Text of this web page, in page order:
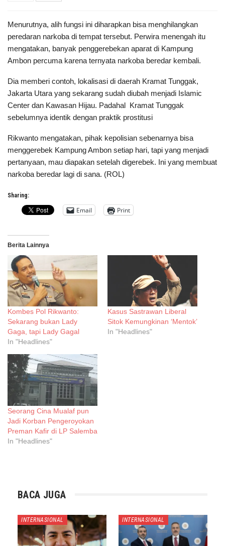
Menurutnya, alih fungsi ini diharapkan bisa menghilangkan
peredaran narkoba di tempat tersebut. Perwira menengah itu
mengatakan, banyak penggerebekan aparat di Kampung
Ambon percuma karena ternyata narkoba beredar kembali.
Dia memberi contoh, lokalisasi di daerah Kramat Tunggak,
Jakarta Utara yang sekarang sudah diubah menjadi Islamic
Center dan Kawasan Hijau. Padahal Kramat Tunggak
sebelumnya identik dengan praktik prostitusi
Rikwanto mengatakan, pihak kepolisian sebenarnya bisa
menggerebek Kampung Ambon setiap hari, tapi yang menjadi
pertanyaan, mau diapakan setelah digerebek. Ini yang membuat
narkoba beredar lagi di sana. (ROL)
Sharing:
Email Print
Berita Lainnya
Kombes Pol Rikwanto:
Sekarang bukan Lady
Gaga, tapi Lady Gagal
In "Headlines"
Kasus Sastrawan Liberal
Sitok Kemungkinan ‘Mentok’
In "Headlines"
Seorang Cina Mualaf pun
Jadi Korban Pengeroyokan
Preman Kafir di LP Salemba
In "Headlines"
BACA JUGA
INTERNASIONAL INTERNASIONAL